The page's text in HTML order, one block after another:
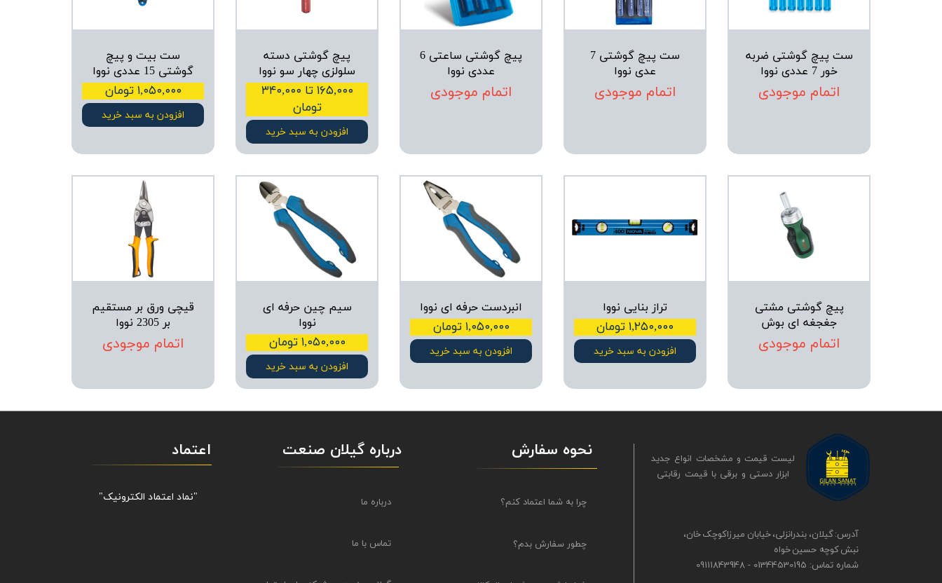
ست پیچ گوشتی ضربه
خور 7 عددی نووا
اتمام موجودی
ست پیچ گوشتی 7
عدی نووا
اتمام موجودی
پیچ گوشتی ساعتی 6
عددی نووا
اتمام موجودی
پیچ گوشتی دسته
سلولزی چهار سو نووا
۱۶۵,۰۰۰ تا ۳۴۰,۰۰۰
تومان
افزودن به سبد خرید
ست بیت و پیچ
گوشتی 15 عددی نووا
۱,۰۵۰,۰۰۰ تومان
افزودن به سبد خرید
پیچ گوشتی مشتی
جغجغه ای بوش
اتمام موجودی
تراز بنایی نووا
۱,۲۵۰,۰۰۰ تومان
افزودن به سبد خرید
انبردست حرفه ای نووا
۱,۰۵۰,۰۰۰ تومان
افزودن به سبد خرید
سیم چین حرفه ای
نووا
۱,۰۵۰,۰۰۰ تومان
افزودن به سبد خرید
قیچی ورق بر مستقیم
بر 2305 نووا
اتمام موجودی
آدرس: گیلان، بندرانزلی، خیابان میرزاکوچک خان،
نبش کوچه حسین خواه
شماره تماس: 01344530195 - 09111843948
لیست قیمت و مشخصات انواع جدید
ابزار دستی و برقی ​​​​​​​با قیمت رقابتی
نحوه سفارش
چرا به شما اعتماد کنم؟
چطور سفارش بدم؟
اعتماد
"نماد اعتماد الکترونیک​​​​​​​"
درباره گیلان صنعت
درباره ما
تماس با ما